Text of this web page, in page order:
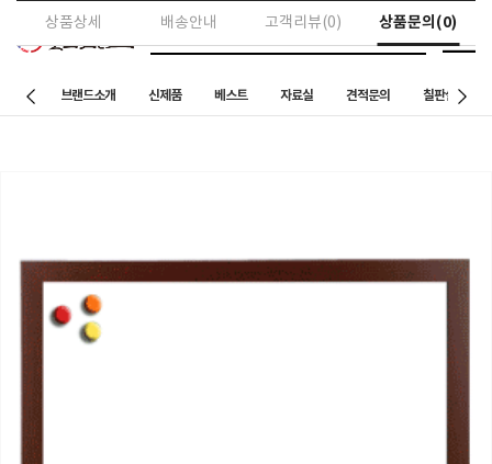
브랜드소개 신제품 베스트 자료실 견적문의 칠판설치 사례
상품상세 배송안내 고객리뷰(0) 상품문의(0)